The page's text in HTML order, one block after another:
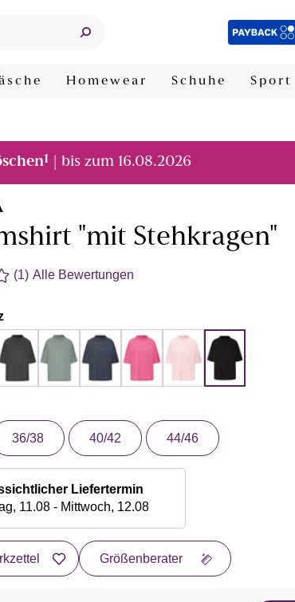
Homewear Schuhe Sport
1 | bis zum 16.08.2026
"mit Stehkragen"
(1) Alle Bewertungen
36/38 40/42 44/46
Liefertermin
11.08 - Mittwoch, 12.08
Größenberater